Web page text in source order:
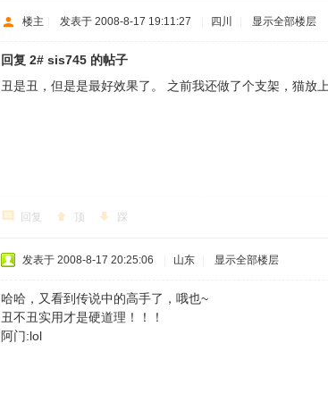
楼主 发表于 2008-8-17 19:11:27 四川 显示全部楼层
回复 2# sis745 的帖子
丑是丑，但是是最好效果了。 之前我还做了个支架，猫放
回复 顶 踩
发表于 2008-8-17 20:25:06 山东 显示全部楼层
哈哈，又看到传说中的高手了，哦也~
丑不丑实用才是硬道理！！！
阿门:lol